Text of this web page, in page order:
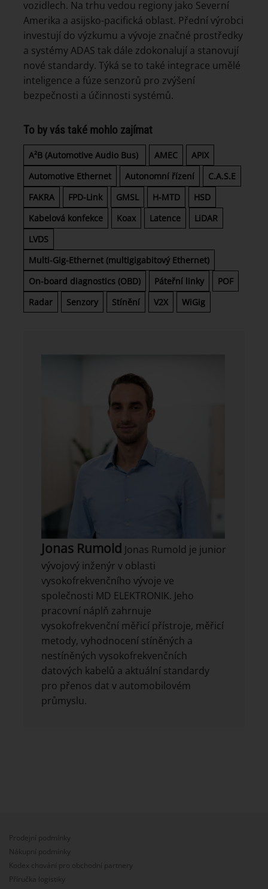
vozidlech. Na trhu vedou regiony jako Severní
Amerika a asijsko-pacifická oblast. Přední výrobci
investují do výzkumu a vývoje značné prostředky
a systémy ADAS tak dále zdokonalují a stanovují
nové standardy. Týká se to také integrace umělé
inteligence a fúze senzorů pro zvýšení
bezpečnosti a účinnosti systémů.
To by vás také mohlo zajímat
A²B (Automotive Audio Bus) AMEC
APIX
Automotive Ethernet
Autonomní řízení
C.A.S.E
FAKRA
FPD-Link GMSL H-MTD
HSD
Kabelová konfekce
Koax Latence
LiDAR
LVDS
Multi-Gig-Ethernet (multigigabitový Ethernet)
On-board diagnostics (OBD)
Páteřní linky
POF
Radar
Senzory Stínění V2X WiGig
Jonas Rumold Jonas Rumold je junior
vývojový inženýr v oblasti
vysokofrekvenčního vývoje ve
společnosti MD ELEKTRONIK. Jeho
pracovní náplň zahrnuje
vysokofrekvenční měřicí přístroje, měřicí
metody, vyhodnocení stíněných a
nestíněných vysokofrekvenčních
datových kabelů a aktuální standardy
pro přenos dat v automobilovém
průmyslu.
Prodejní podmínky
Nákupní podmínky
Kodex chování pro obchodní partnery
Příručka logistiky